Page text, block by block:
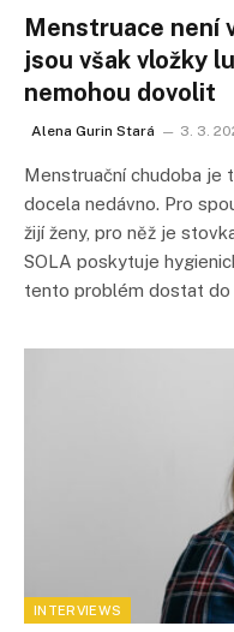
Menstruace není
jsou však vložky
nemohou dovolit
Alena Gurin Stará 3. 3.
Menstruační chudoba je
docela nedávno. Pro
žijí ženy, pro něž je
SOLA poskytuje
tento problém dostat do
INTERVIEWS